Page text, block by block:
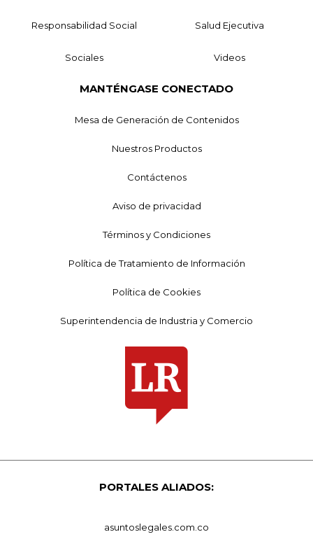
Responsabilidad Social Salud Ejecutiva
Sociales Videos
MANTÉNGASE CONECTADO
Mesa de Generación de Contenidos
Nuestros Productos
Contáctenos
Aviso de privacidad
Términos y Condiciones
Política de Tratamiento de Información
Política de Cookies
Superintendencia de Industria y Comercio
PORTALES ALIADOS:
asuntoslegales.com.co